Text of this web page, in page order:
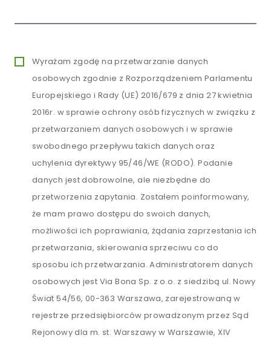
Wyrażam zgodę na przetwarzanie danych
osobowych zgodnie z Rozporządzeniem Parlamentu
Europejskiego i Rady (UE) 2016/679 z dnia 27 kwietnia
2016r. w sprawie ochrony osób fizycznych w związku z
przetwarzaniem danych osobowych i w sprawie
swobodnego przepływu takich danych oraz
uchylenia dyrektywy 95/46/WE (RODO). Podanie
danych jest dobrowolne, ale niezbędne do
przetworzenia zapytania. Zostałem poinformowany,
że mam prawo dostępu do swoich danych,
możliwości ich poprawiania, żądania zaprzestania ich
przetwarzania, skierowania sprzeciwu co do
sposobu ich przetwarzania. Administratorem danych
osobowych jest Via Bona Sp. z o.o. z siedzibą ul. Nowy
Świat 54/56, 00-363 Warszawa, zarejestrowaną w
rejestrze przedsiębiorców prowadzonym przez Sąd
Rejonowy dla m. st. Warszawy w Warszawie, XIV